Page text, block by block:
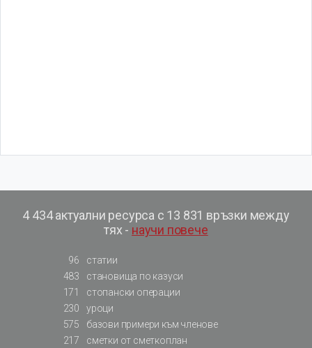
4 434 актуални ресурса с 13 831 връзки между
тях - научи повече
96
статии
483
становища по казуси
171
стопански операции
230
уроци
575
базови примери към членове
217
сметки от сметкоплан